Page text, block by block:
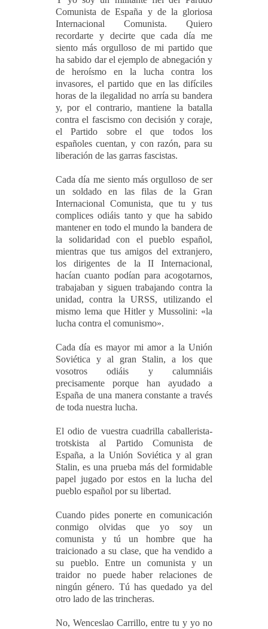
Comunista de España y de la gloriosa
Internacional Comunista. Quiero
recordarte y decirte que cada día me
siento más orgulloso de mi partido que
ha sabido dar el ejemplo de abnegación y
de heroísmo en la lucha contra los
invasores, el partido que en las difíciles
horas de la ilegalidad no arría su bandera
y, por el contrario, mantiene la batalla
contra el fascismo con decisión y coraje,
el Partido sobre el que todos los
españoles cuentan, y con razón, para su
liberación de las garras fascistas.
Cada día me siento más orgulloso de ser
un soldado en las filas de la Gran
Internacional Comunista, que tu y tus
complices odiáis tanto y que ha sabido
mantener en todo el mundo la bandera de
la solidaridad con el pueblo español,
mientras que tus amigos del extranjero,
los dirigentes de la II Internacional,
hacían cuanto podían para acogotarnos,
trabajaban y siguen trabajando contra la
unidad, contra la URSS, utilizando el
mismo lema que Hitler y Mussolini: «la
lucha contra el comunismo».
Cada día es mayor mi amor a la Unión
Soviética y al gran Stalin, a los que
vosotros odiáis y calumniáis
precisamente porque han ayudado a
España de una manera constante a través
de toda nuestra lucha.
El odio de vuestra cuadrilla caballerista-
trotskista al Partido Comunista de
España, a la Unión Soviética y al gran
Stalin, es una prueba más del formidable
papel jugado por estos en la lucha del
pueblo español por su libertad.
Cuando pides ponerte en comunicación
conmigo olvidas que yo soy un
comunista y tú un hombre que ha
traicionado a su clase, que ha vendido a
su pueblo. Entre un comunista y un
traidor no puede haber relaciones de
ningún género. Tú has quedado ya del
otro lado de las trincheras.
No, Wenceslao Carrillo, entre tu y yo no